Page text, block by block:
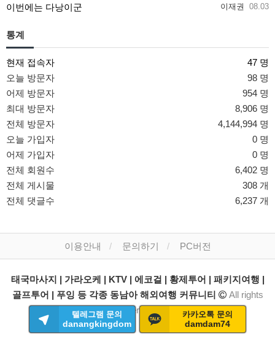
이재권 08.03
이번에는 다낭이군
통계
현재 접속자
47 명
오늘 방문자
98 명
어제 방문자
954 명
최대 방문자
8,906 명
전체 방문자
4,144,994 명
오늘 가입자
0 명
어제 가입자
0 명
전체 회원수
6,402 명
전체 게시물
308 개
전체 댓글수
6,237 개
텔레그램 문의
danangkingdom
카카오톡 문의
damdam74
이용안내 문의하기 PC버전
태국마사지 | 가라오케 | KTV | 에코걸 | 황제투어 | 패키지여행 |
골프투어 | 푸잉 등 각종 동남아 해외여행 커뮤니티
All rights
reserved.